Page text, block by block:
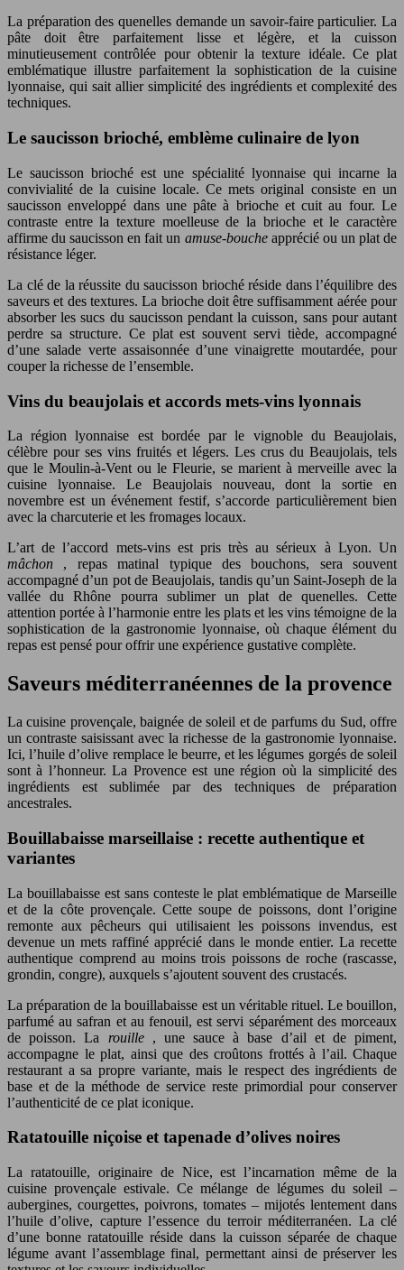
La préparation des quenelles demande un savoir-faire particulier. La
pâte doit être parfaitement lisse et légère, et la cuisson
minutieusement contrôlée pour obtenir la texture idéale. Ce plat
emblématique illustre parfaitement la sophistication de la cuisine
lyonnaise, qui sait allier simplicité des ingrédients et complexité des
techniques.
Le saucisson brioché, emblème culinaire de lyon
Le saucisson brioché est une spécialité lyonnaise qui incarne la
convivialité de la cuisine locale. Ce mets original consiste en un
saucisson enveloppé dans une pâte à brioche et cuit au four. Le
contraste entre la texture moelleuse de la brioche et le caractère
affirme du saucisson en fait un amuse-bouche apprécié ou un plat de
résistance léger.
La clé de la réussite du saucisson brioché réside dans l’équilibre des
saveurs et des textures. La brioche doit être suffisamment aérée pour
absorber les sucs du saucisson pendant la cuisson, sans pour autant
perdre sa structure. Ce plat est souvent servi tiède, accompagné
d’une salade verte assaisonnée d’une vinaigrette moutardée, pour
couper la richesse de l’ensemble.
Vins du beaujolais et accords mets-vins lyonnais
La région lyonnaise est bordée par le vignoble du Beaujolais,
célèbre pour ses vins fruités et légers. Les crus du Beaujolais, tels
que le Moulin-à-Vent ou le Fleurie, se marient à merveille avec la
cuisine lyonnaise. Le Beaujolais nouveau, dont la sortie en
novembre est un événement festif, s’accorde particulièrement bien
avec la charcuterie et les fromages locaux.
L’art de l’accord mets-vins est pris très au sérieux à Lyon. Un
mâchon , repas matinal typique des bouchons, sera souvent
accompagné d’un pot de Beaujolais, tandis qu’un Saint-Joseph de la
vallée du Rhône pourra sublimer un plat de quenelles. Cette
attention portée à l’harmonie entre les plats et les vins témoigne de la
sophistication de la gastronomie lyonnaise, où chaque élément du
repas est pensé pour offrir une expérience gustative complète.
Saveurs méditerranéennes de la provence
La cuisine provençale, baignée de soleil et de parfums du Sud, offre
un contraste saisissant avec la richesse de la gastronomie lyonnaise.
Ici, l’huile d’olive remplace le beurre, et les légumes gorgés de soleil
sont à l’honneur. La Provence est une région où la simplicité des
ingrédients est sublimée par des techniques de préparation
ancestrales.
Bouillabaisse marseillaise : recette authentique et
variantes
La bouillabaisse est sans conteste le plat emblématique de Marseille
et de la côte provençale. Cette soupe de poissons, dont l’origine
remonte aux pêcheurs qui utilisaient les poissons invendus, est
devenue un mets raffiné apprécié dans le monde entier. La recette
authentique comprend au moins trois poissons de roche (rascasse,
grondin, congre), auxquels s’ajoutent souvent des crustacés.
La préparation de la bouillabaisse est un véritable rituel. Le bouillon,
parfumé au safran et au fenouil, est servi séparément des morceaux
de poisson. La rouille , une sauce à base d’ail et de piment,
accompagne le plat, ainsi que des croûtons frottés à l’ail. Chaque
restaurant a sa propre variante, mais le respect des ingrédients de
base et de la méthode de service reste primordial pour conserver
l’authenticité de ce plat iconique.
Ratatouille niçoise et tapenade d’olives noires
La ratatouille, originaire de Nice, est l’incarnation même de la
cuisine provençale estivale. Ce mélange de légumes du soleil –
aubergines, courgettes, poivrons, tomates – mijotés lentement dans
l’huile d’olive, capture l’essence du terroir méditerranéen. La clé
d’une bonne ratatouille réside dans la cuisson séparée de chaque
légume avant l’assemblage final, permettant ainsi de préserver les